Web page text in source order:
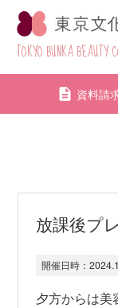
TOKYO BUNKA BEAUTY
資料請
放課後プ
開催日時：
夕方からは美